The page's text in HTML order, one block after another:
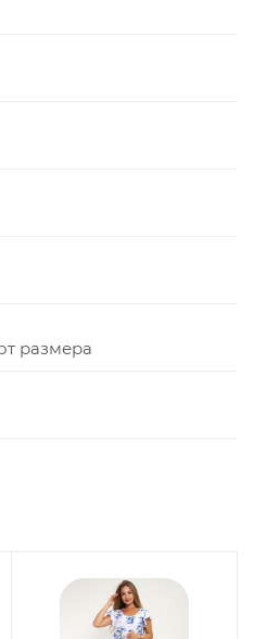
размера